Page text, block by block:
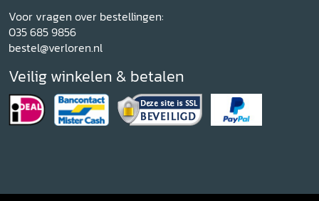
Voor vragen over bestellingen:
035 685 9856
bestel@verloren.nl
Veilig winkelen & betalen